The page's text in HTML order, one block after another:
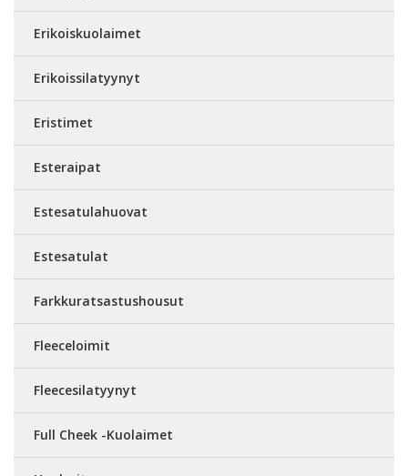
Erikoiskuolaimet
Erikoissilatyynyt
Eristimet
Esteraipat
Estesatulahuovat
Estesatulat
Farkkuratsastushousut
Fleeceloimit
Fleecesilatyynyt
Full Cheek -Kuolaimet